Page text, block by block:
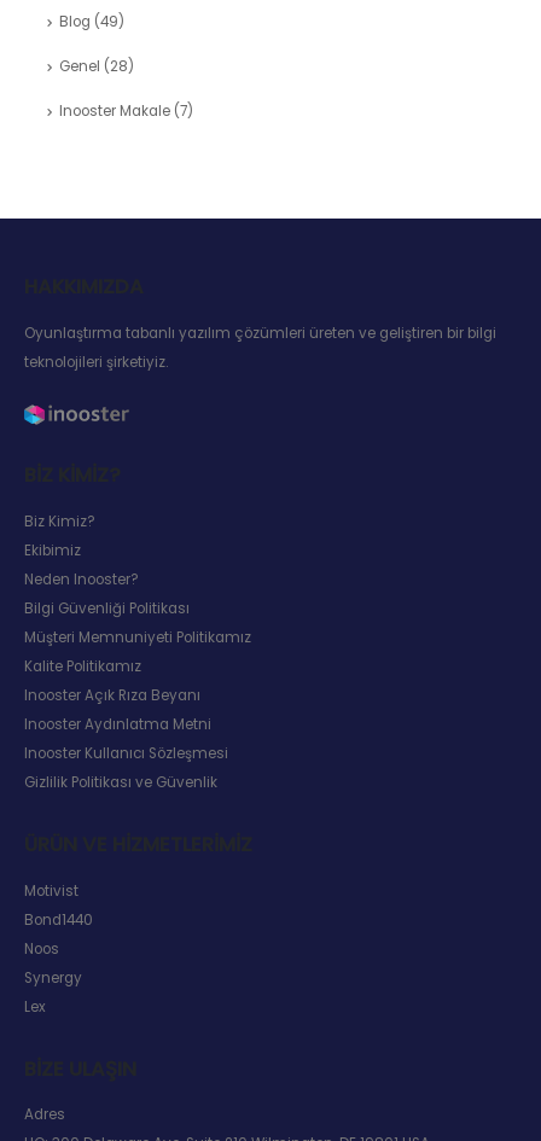
Blog (49)
Genel (28)
Inooster Makale(7)
HAKKIMIZDA
Oyunlaştırma tabanlı yazılım çözümleri üreten ve geliştiren bir bilgi
teknolojileri şirketiyiz.
BIZ KIMIZ?
Biz Kimiz?
Ekibimiz
Neden Inooster?
Bilgi Güvenliği Politikası
Müşteri Memnuniyeti Politikamız
Kalite Politikamız
Inooster Açık Rıza Beyanı
Inooster Aydınlatma Metni
Inooster Kullanıcı Sözleşmesi
Gizlilik Politikası ve Güvenlik
ÜRÜN VE HIZMETLERIMIZ
Motivist
Bond1440
Noos
Synergy
Lex
BIZE ULAŞIN
Adres